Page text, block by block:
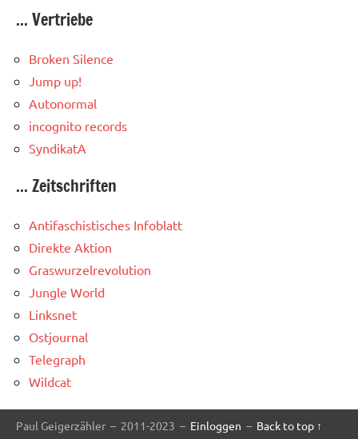
... Vertriebe
Broken Silence
Jump up!
Autonormal
incognito records
SyndikatA
... Zeitschriften
Antifaschistisches Infoblatt
Direkte Aktion
Graswurzelrevolution
Jungle World
Linksnet
Ostjournal
Telegraph
Wildcat
Paul Geigerzähler – 2011-2023 – Einloggen – Back to top ↑